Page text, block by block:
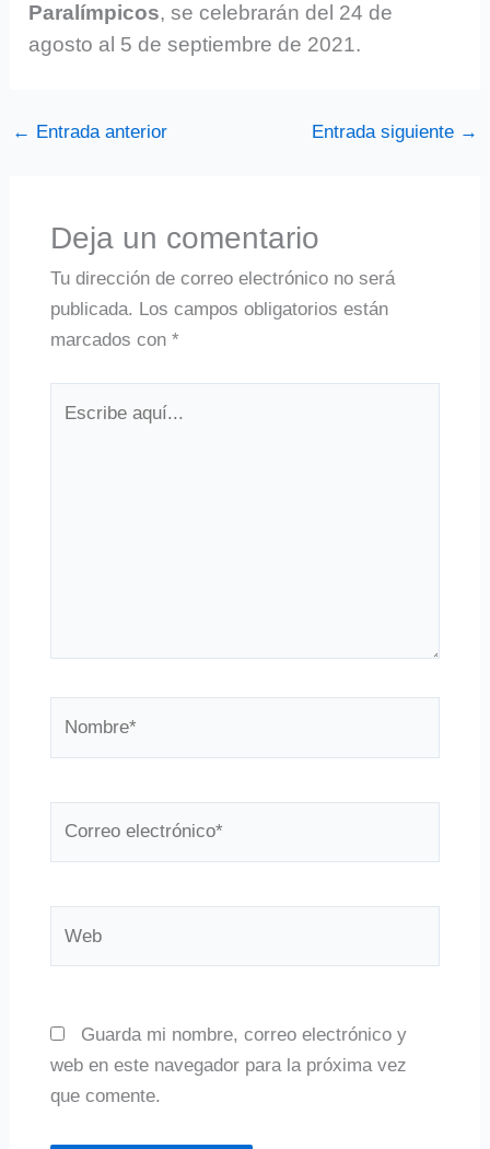
Paralímpicos, se celebrarán del 24 de
agosto al 5 de septiembre de 2021.
← Entrada anterior Entrada siguiente →
Deja un comentario
Tu dirección de correo electrónico no será
publicada. Los campos obligatorios están
marcados con *
Guarda mi nombre, correo electrónico y
web en este navegador para la próxima vez
que comente.